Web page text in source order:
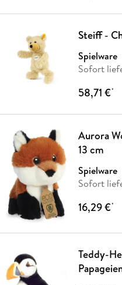
Steiff -
Spielware
Sofort
58,71 €*
Aurora
13 cm
Spielware
Sofort
16,29 €*
Teddy-